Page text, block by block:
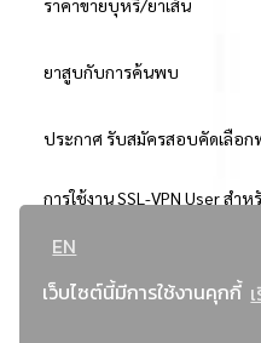
EN
เว็บไซต์นี้มีการใช้งานคุกกี้
ราคาขายบุหรี่/ยาเส้น
ยาสูบกับการค้นพบ
ประกาศ รับสมัครสอบคัดเลือก
การใช้งาน SSL-VPN User สำ
..ยอดนิยม..